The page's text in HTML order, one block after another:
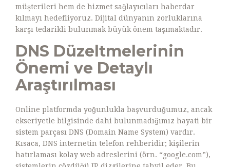
müşterileri hem de hizmet sağlayıcıları haberdar
kılmayı hedefliyoruz. Dijital dünyanın zorluklarına
karşı tedarikli bulunmak büyük önem taşımaktadır.
DNS Düzeltmelerinin
Önemi ve Detaylı
Araştırılması
Online platformda yoğunlukla başvurduğumuz, ancak
ekseriyetle bilgisinde dahi bulunmadığımız hayati bir
sistem parçası DNS (Domain Name System) vardır.
Kısaca, DNS internetin telefon rehberidir; kişilerin
hatırlaması kolay web adreslerini (örn. “google.com”),